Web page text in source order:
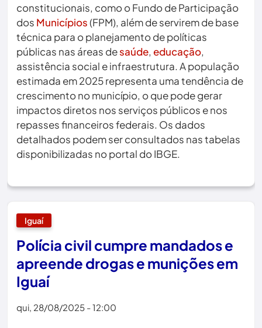
constitucionais, como o Fundo de Participação
dos Municípios(FPM), além de servirem de base
técnica para o planejamento de políticas
públicas nas áreas desaúde, educação,
assistência social e infraestrutura. A população
estimada em 2025 representa uma tendência de
crescimento no município, o que pode gerar
impactos diretos nos serviços públicos e nos
repasses financeiros federais. Os dados
detalhados podem ser consultados nas tabelas
disponibilizadas no portal do IBGE.
Iguaí
Polícia civil cumpre mandados e
apreende drogas e munições em
Iguaí
qui, 28/08/2025 - 12:00